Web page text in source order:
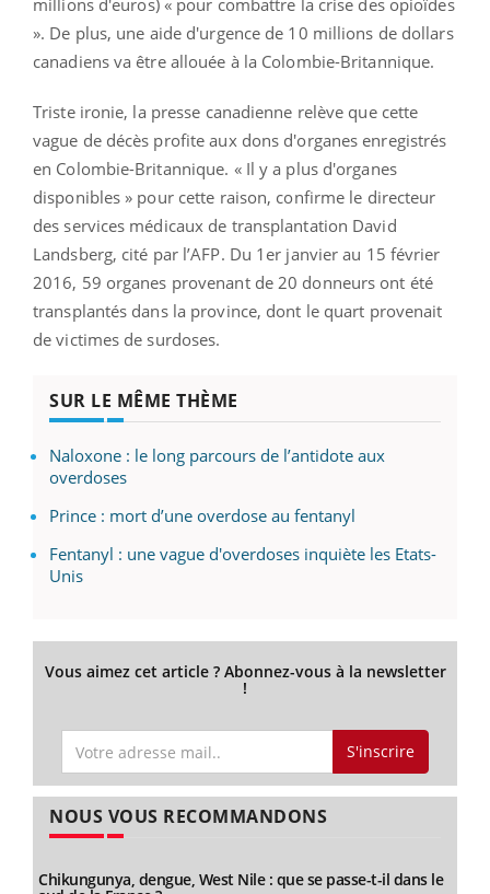
millions d'euros) « pour combattre la crise des opioïdes
». De plus, une aide d'urgence de 10 millions de dollars
canadiens va être allouée à la Colombie-Britannique.
Triste ironie, la presse canadienne relève que cette
vague de décès profite aux dons d'organes enregistrés
en Colombie-Britannique. « Il y a plus d'organes
disponibles » pour cette raison, confirme le directeur
des services médicaux de transplantation David
Landsberg, cité par l’AFP. Du 1er janvier au 15 février
2016, 59 organes provenant de 20 donneurs ont été
transplantés dans la province, dont le quart provenait
de victimes de surdoses.
SUR LE MÊME THÈME
Naloxone : le long parcours de l’antidote aux
overdoses
Prince : mort d’une overdose au fentanyl
Fentanyl : une vague d'overdoses inquiète les Etats-
Unis
Vous aimez cet article ? Abonnez-vous à la newsletter
!
S'inscrire
NOUS VOUS RECOMMANDONS
Chikungunya, dengue, West Nile : que se passe-t-il dans le